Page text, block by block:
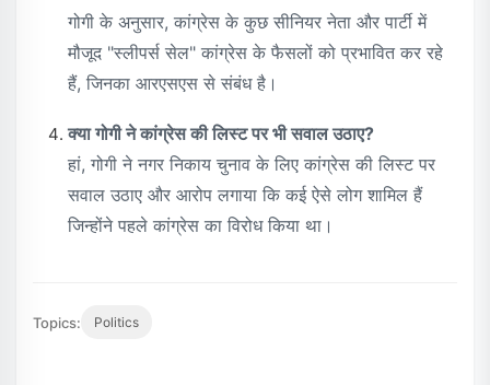
गोगी के अनुसार, कांग्रेस के कुछ सीनियर नेता और पार्टी में
मौजूद "स्लीपर्स सेल" कांग्रेस के फैसलों को प्रभावित कर रहे
हैं, जिनका आरएसएस से संबंध है।
क्या गोगी ने कांग्रेस की लिस्ट पर भी सवाल उठाए?
हां, गोगी ने नगर निकाय चुनाव के लिए कांग्रेस की लिस्ट पर
सवाल उठाए और आरोप लगाया कि कई ऐसे लोग शामिल हैं
जिन्होंने पहले कांग्रेस का विरोध किया था।
Topics: Politics